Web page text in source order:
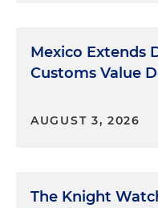
Mexico Extends
Customs Value
AUGUST 3, 2026
The Knight